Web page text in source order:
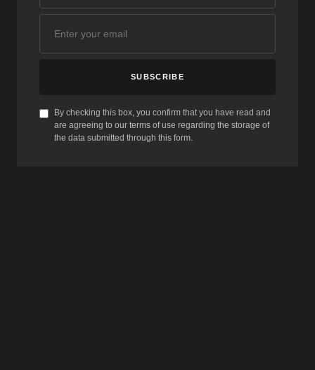
SUBSCRIBE
By checking this box, you confirm that you have read and
are agreeing to our terms of use regarding the storage of
the data submitted through this form.